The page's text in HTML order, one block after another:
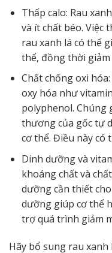
Thấp calo: Rau
và ít chất béo. Việc
rau xanh lá có thể
thể, đồng thời
Chất chống oxi
oxy hóa như
polyphenol. Chúng
thương của gốc tự
cơ thể. Điều này có
Dinh dưỡng và
khoáng chất và
dưỡng cần thiết
dưỡng giúp cơ thể
trợ quá trình giảm
Hãy bổ sung rau